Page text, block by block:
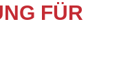
FÜR